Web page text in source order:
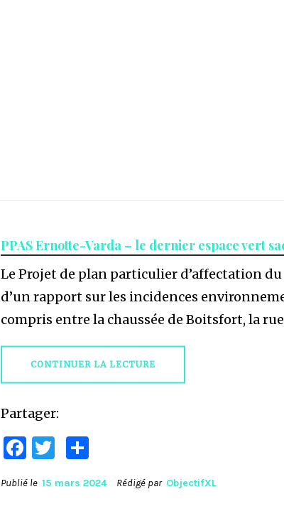
PPAS Ernotte-Varda – le dernier espace vert
Le Projet de plan particulier d’affectation du
d’un rapport sur les incidences
compris entre la chaussée de Boitsfort, la
CONTINUER LA LECTURE
Partager:
Facebook
TwitterPartager
Publié le 15 mars 2024 Rédigé par ObjectifXL